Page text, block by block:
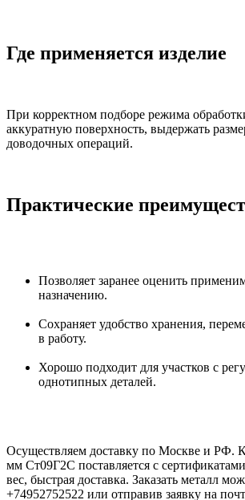
Где применяется изделие
При корректном подборе режима
аккуратную поверхность, выдержать
доводочных операций.
Практические
Позволяет заранее оценить
назначению.
Сохраняет удобство хранения,
в работу.
Хорошо подходит для участков с
однотипных деталей.
Осуществляем доставку по Москве и РФ.
мм Ст09Г2С поставляется с
вес, быстрая доставка. Заказать металл
+74952752522 или отправив заявку на